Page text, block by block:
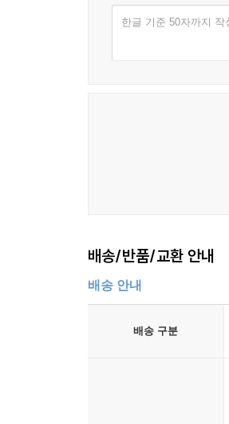
한글 기준 50자까지 작
배송/반품/교환 안내
배송 안내
배송 구분